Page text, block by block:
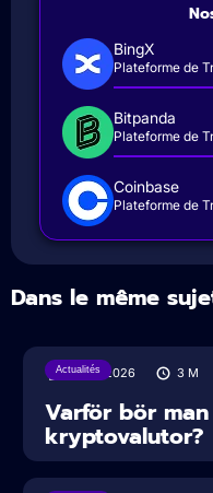
BingX
Plateforme de
Bitpanda
Plateforme de
Coinbase
Plateforme de
Dans le même
Actualités
31/07/2026 3 M
Varför bör
kryptovalutor?